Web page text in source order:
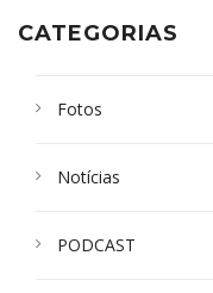
CATEGORIAS
Fotos
Notícias
PODCAST